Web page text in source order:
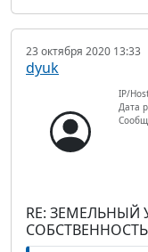
23 октября 2020 13:33
dyuk
IP/
Дата
RE: ЗЕМЕЛЬНЫЙ
СОБСТВЕННОСТЬ